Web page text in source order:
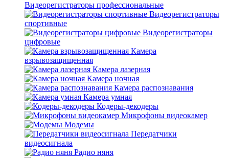
Видеорегистраторы профессиональные
Видеорегистраторы
спортивные
Видеорегистраторы
цифровые
Камера
взрывозащищенная
Камера лазерная
Камера ночная
Камера распознавания
Камера умная
Кодеры-декодеры
Микрофоны видеокамер
Модемы
Передатчики
видеосигнала
Радио няня